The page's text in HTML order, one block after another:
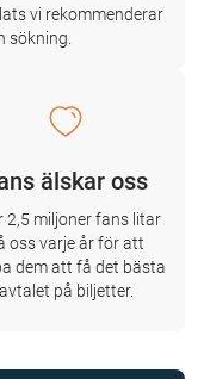
vi rekommenderar
sökning.
älskar oss
2,5 miljoner fans litar
oss varje år för att
dem att få det bästa
avtalet på biljetter.